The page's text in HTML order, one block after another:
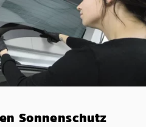
Sonnenschutz